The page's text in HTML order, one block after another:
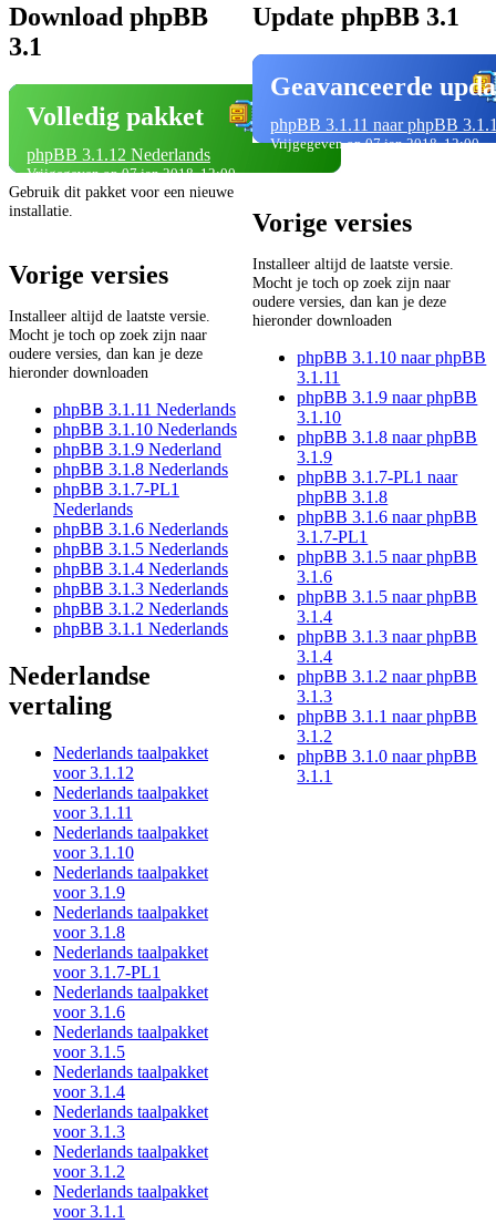
Download phpBB
3.1
Volledig pakket
phpBB 3.1.12 Nederlands
Vrijgegeven op 07 jan 2018, 12:00
Gebruik dit pakket voor een nieuwe
installatie.
Vorige versies
Installeer altijd de laatste versie.
Mocht je toch op zoek zijn naar
oudere versies, dan kan je deze
hieronder downloaden
phpBB 3.1.11 Nederlands
phpBB 3.1.10 Nederlands
phpBB 3.1.9 Nederland
phpBB 3.1.8 Nederlands
phpBB 3.1.7-PL1
Nederlands
phpBB 3.1.6 Nederlands
phpBB 3.1.5 Nederlands
phpBB 3.1.4 Nederlands
phpBB 3.1.3 Nederlands
phpBB 3.1.2 Nederlands
phpBB 3.1.1 Nederlands
Nederlandse
vertaling
Nederlands taalpakket
voor 3.1.12
Nederlands taalpakket
voor 3.1.11
Nederlands taalpakket
voor 3.1.10
Nederlands taalpakket
voor 3.1.9
Nederlands taalpakket
voor 3.1.8
Nederlands taalpakket
voor 3.1.7-PL1
Nederlands taalpakket
voor 3.1.6
Nederlands taalpakket
voor 3.1.5
Nederlands taalpakket
voor 3.1.4
Nederlands taalpakket
voor 3.1.3
Nederlands taalpakket
voor 3.1.2
Nederlands taalpakket
voor 3.1.1
Update phpBB 3.1
Geavanceerde
phpBB 3.1.11 naar phpBB
Vrijgegeven op 07 jan 2018, 12:00
Vorige versies
Installeer altijd de laatste versie.
Mocht je toch op zoek zijn naar
oudere versies, dan kan je deze
hieronder downloaden
phpBB 3.1.10 naar phpBB
3.1.11
phpBB 3.1.9 naar phpBB
3.1.10
phpBB 3.1.8 naar phpBB
3.1.9
phpBB 3.1.7-PL1 naar
phpBB 3.1.8
phpBB 3.1.6 naar phpBB
3.1.7-PL1
phpBB 3.1.5 naar phpBB
3.1.6
phpBB 3.1.5 naar phpBB
3.1.4
phpBB 3.1.3 naar phpBB
3.1.4
phpBB 3.1.2 naar phpBB
3.1.3
phpBB 3.1.1 naar phpBB
3.1.2
phpBB 3.1.0 naar phpBB
3.1.1